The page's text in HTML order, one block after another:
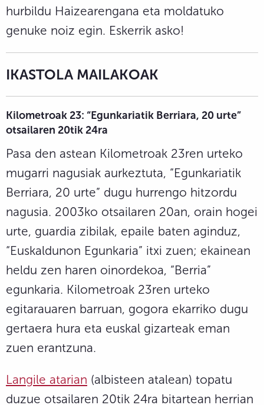
hurbildu Haizearengana eta moldatuko
genuke noiz egin. Eskerrik asko!
IKASTOLA MAILAKOAK
Kilometroak 23: “Egunkariatik Berriara, 20 urte”
otsailaren 20tik 24ra
Pasa den astean Kilometroak 23ren urteko
mugarri nagusiak aurkeztuta, “Egunkariatik
Berriara, 20 urte” dugu hurrengo hitzordu
nagusia. 2003ko otsailaren 20an, orain hogei
urte, guardia zibilak, epaile baten aginduz,
“Euskaldunon Egunkaria” itxi zuen; ekainean
heldu zen haren oinordekoa, “Berria”
egunkaria. Kilometroak 23ren urteko
egitarauaren barruan, gogora ekarriko dugu
gertaera hura eta euskal gizarteak eman
zuen erantzuna.
Langile atarian (albisteen atalean) topatu
duzue otsailaren 20tik 24ra bitartean herrian